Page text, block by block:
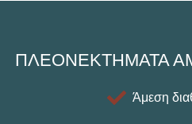
ΠΛΕΟΝΕΚΤΗΜΑΤΑ
Άμεση